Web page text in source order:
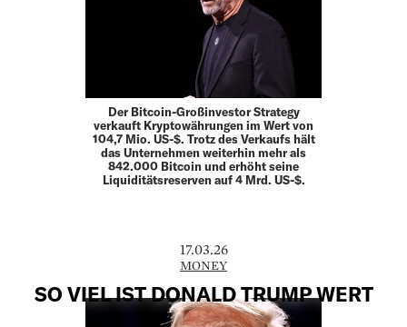
Der Bitcoin-Großinvestor Strategy
verkauft Kryptowährungen im Wert von
104,7 Mio. US-$. Trotz des Verkaufs hält
das Unternehmen weiterhin mehr als
842.000 Bitcoin und erhöht seine
Liquiditätsreserven auf 4 Mrd. US-$.
17.03.26
MONEY
SO VIEL IST DONALD TRUMP WERT